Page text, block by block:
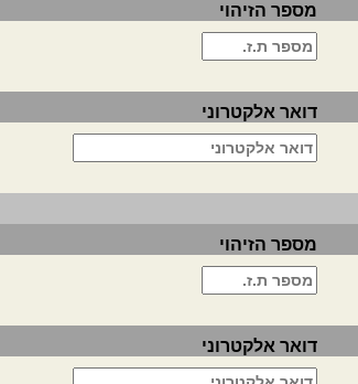
מספר הזיהוי
דואר אלקטרוני
מספר הזיהוי
דואר אלקטרוני